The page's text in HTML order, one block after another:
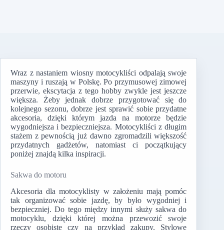
Wraz z nastaniem wiosny motocykliści odpalają swoje
maszyny i ruszają w Polskę. Po przymusowej zimowej
przerwie, ekscytacja z tego hobby zwykle jest jeszcze
większa. Żeby jednak dobrze przygotować się do
kolejnego sezonu, dobrze jest sprawić sobie przydatne
akcesoria, dzięki którym jazda na motorze będzie
wygodniejsza i bezpieczniejsza. Motocykliści z długim
stażem z pewnością już dawno zgromadzili większość
przydatnych gadżetów, natomiast ci początkujący
poniżej znajdą kilka inspiracji.
Sakwa do motoru
Akcesoria dla motocyklisty w założeniu mają pomóc
tak organizować sobie jazdę, by było wygodniej i
bezpieczniej. Do tego między innymi służy sakwa do
motocyklu, dzięki której można przewozić swoje
rzeczy osobiste czy na przykład zakupy. Stylowe